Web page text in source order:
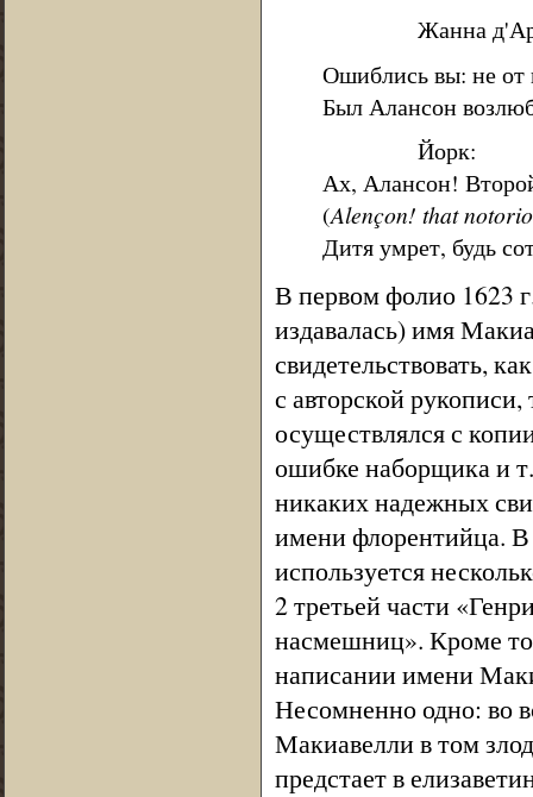
Жанна
Ошиблись вы: не от
Был Алансон
Йорк:
Ах, Алансон!
(Alençon! that
Дитя умрет, будь
В первом фолио 1623
издавалась) имя
свидетельствовать,
с авторской
осуществлялся с
ошибке наборщика и
никаких надежных
имени флорентийца. В
используется
2 третьей части
насмешниц». Кроме
написании имени
Несомненно одно: во
Макиавелли в том
предстает в